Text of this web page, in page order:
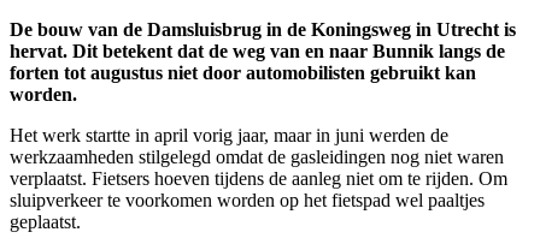
De bouw van de Damsluisbrug in de Koningsweg in Utrecht is
hervat. Dit betekent dat de weg van en naar Bunnik langs de
forten tot augustus niet door automobilisten gebruikt kan
worden.
Het werk startte in april vorig jaar, maar in juni werden de
werkzaamheden stilgelegd omdat de gasleidingen nog niet waren
verplaatst. Fietsers hoeven tijdens de aanleg niet om te rijden. Om
sluipverkeer te voorkomen worden op het fietspad wel paaltjes
geplaatst.